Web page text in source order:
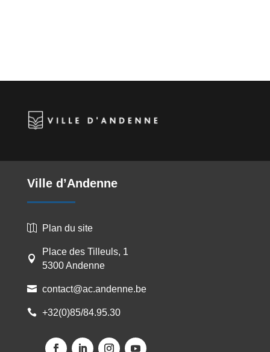
Ville d’Andenne
 Plan du site

Place des Tilleuls, 1
5300 Andenne
 contact@ac.andenne.be
 +32(0)85/84.95.30